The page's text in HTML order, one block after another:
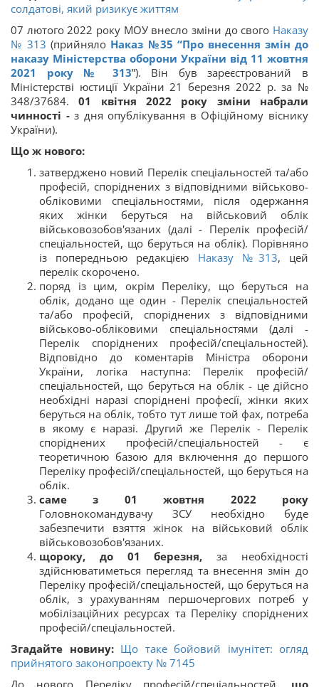
солдатові, який ризикує життям
07 лютого 2022 року МОУ внесло зміни до свого Наказу
№ 313 (прийняло Наказ №35 “Про внесення змін до
наказу Міністерства оборони України від 11 жовтня
2021 року № 313”). Він був зареєстрований в
Міністерстві юстиції України 21 березня 2022 р. за №
348/37684.01 квітня 2022 року зміни набрали
чинності -з дня опублікування в Офіційному віснику
України).
Що ж нового:
затверджено новий Перелік спеціальностей та/або
професій, споріднених з відповідними військово-
обліковими спеціальностями, після одержання
яких жінки беруться на військовий облік
військовозобов'язаних (далі - Перелік професій/
спеціальностей, що беруться на облік). Порівняно
із попередньою редакцією Наказу №313, цей
перелік скорочено.
поряд із цим, окрім Переліку, що беруться на
облік, додано ще один - Перелік спеціальностей
та/або професій, споріднених з відповідними
військово-обліковими спеціальностями (далі -
Перелік споріднених професій/спеціальностей).
Відповідно до коментарів Міністра оборони
України, логіка наступна: Перелік професій/
спеціальностей, що беруться на облік - це дійсно
необхідні наразі споріднені професії, жінки яких
беруться на облік, тобто тут лише той фах, потреба
в якому є наразі. Другий же Перелік - Перелік
споріднених професій/спеціальностей - є
теоретичною базою для включення до першого
Переліку професій/спеціальностей, що беруться на
облік.
саме з 01 жовтня 2022 року
Головнокомандувачу ЗСУ необхідно буде
забезпечити взяття жінок на військовий облік
військовозобов'язаних.
щороку, до 01 березня,за необхідності
здійснюватиметься перегляд та внесення змін до
Переліку професій/спеціальностей, що беруться на
облік, з урахуванням першочергових потреб у
мобілізаційних ресурсах та Переліку споріднених
професій/спеціальностей.
Згадайте новину: Що таке бойовий імунітет: огляд
прийнятого законопроекту № 7145